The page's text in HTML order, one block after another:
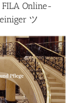
Online-
ツ